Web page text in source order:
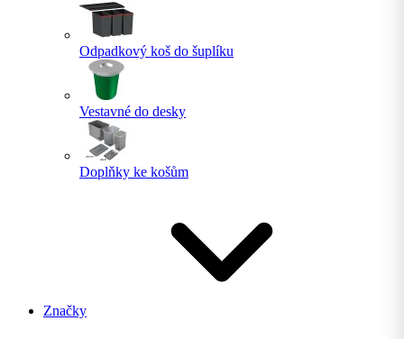
Odpadkový koš do šuplíku
Vestavné do desky
Doplňky ke košům
Značky